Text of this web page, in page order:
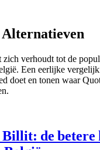
verhoudt tot de
Een eerlijke
doet en tonen waar
de betere